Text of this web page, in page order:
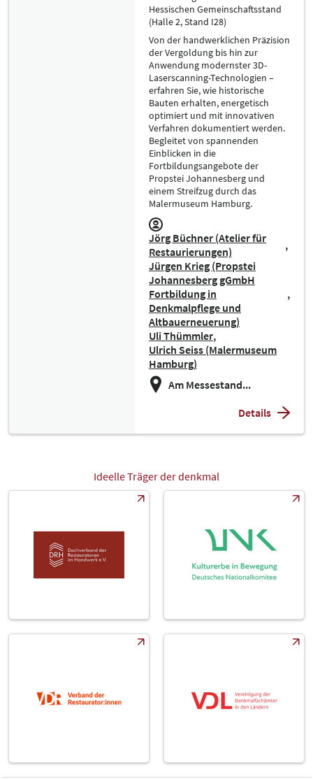
Hessischen Gemeinschaftsstand
(Halle 2, Stand I28)
Von der handwerklichen Präzision
der Vergoldung bis hin zur
Anwendung modernster 3D-
Laserscanning-Technologien –
erfahren Sie, wie historische
Bauten erhalten, energetisch
optimiert und mit innovativen
Verfahren dokumentiert werden.
Begleitet von spannenden
Einblicken in die
Fortbildungsangebote der
Propstei Johannesberg und
einem Streifzug durch das
Malermuseum Hamburg.
Jörg Büchner (Atelier für
Restaurierungen)
Jürgen Krieg (Propstei
Johannesberg gGmbH
Fortbildung in
Denkmalpflege und
Altbauerneuerung)
Uli Thümmler
Ulrich Seiss (Malermuseum
Hamburg)
Am Messestand...
Details
Ideelle Träger der denkmal